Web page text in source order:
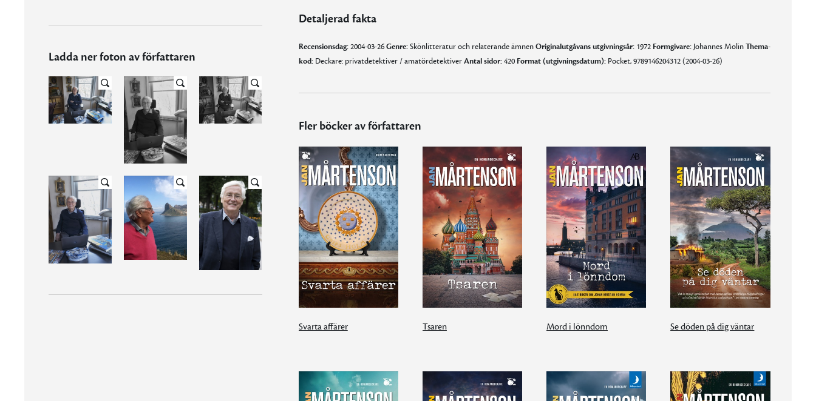
Ladda ner foton av författaren
Detaljerad fakta
Recensionsdag:2004-03-26Genre:Skönlitteratur och relaterande ämnenOriginalutgåvans utgivningsår:1972 Formgivare:Johannes MolinThema-
kod:Deckare: privatdetektiver / amatördetektiverAntal sidor:420 Format (utgivningsdatum):Pocket, 9789146204312 (2004-03-26)
Fler böcker av författaren
Svarta affärer Tsaren Mord i lönndom Se döden på dig väntar